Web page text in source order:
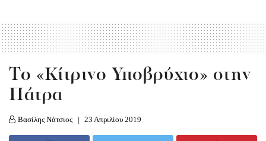
To «Κίτρινο Υποβρύχιο» στην
Πάτρα
Βασίλης Νάτσιος 23 Απριλίου 2019